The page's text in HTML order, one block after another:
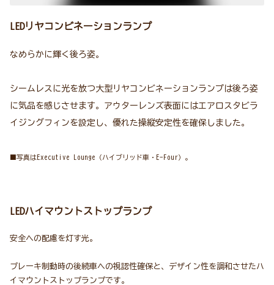
LEDリヤコンビネーションランプ
なめらかに輝く後ろ姿。
シームレスに光を放つ大型リヤコンビネーションランプは後ろ姿
に気品を感じさせます。アウターレンズ表面にはエアロスタビラ
イジングフィンを設定し、優れた操縦安定性を確保しました。
■写真はExecutive Lounge（ハイブリッド車・E-Four）。
LEDハイマウントストップランプ
安全への配慮を灯す光。
ブレーキ制動時の後続車への視認性確保と、デザイン性を調和させたハ
イマウントストップランプです。